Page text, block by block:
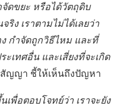
ดขยะ หรือได้วัตถุดิบ
ง เราตามไม่ได้เลยว่า
กำจัดถูกวิธีไหม และที่
เทศอื่น และเสี่ยงที่จะเกิด
ญญา ชี้ให้เห็นถึงปัญหา
เพื่อตอบโจทย์ว่า เราจะยัง